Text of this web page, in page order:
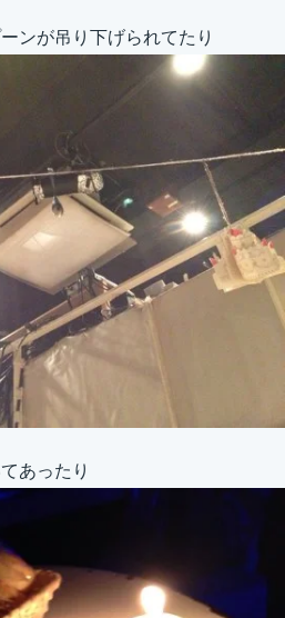
ンが吊り下げられてたり
あったり